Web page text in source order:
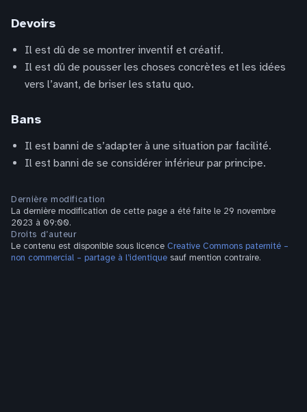
Devoirs
Il est dû de se montrer inventif et créatif.
Il est dû de pousser les choses concrètes et les idées
vers l’avant, de briser les statu quo.
Bans
Il est banni de s’adapter à une situation par facilité.
Il est banni de se considérer inférieur par principe.
Dernière modification
La dernière modification de cette page a été faite le 29 novembre
2023 à 09:00.
Droits d’auteur
Le contenu est disponible sous licence Creative Commons paternité –
non commercial – partage à l’identique sauf mention contraire.